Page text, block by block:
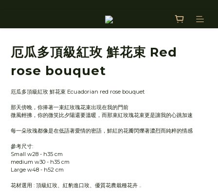
厄瓜多頂級紅玫 鮮花束 Red
rose bouquet
厄瓜多頂級紅玫 鮮花束 Ecuadorian red rose bouquet
那天傍晚，你捧著一束紅玫瑰花束出現在我的門前
微風輕拂，你的微笑比夕陽還要溫暖，而那束紅玫瑰花束更是讓我的心跳加速
每一朵玫瑰都像是在低語著愛情的密語，鮮紅的花瓣閃爍著濃烈而純粹的情感
參考尺寸:
Small w28 - h35 cm
medium w30 - h35 cm
Large w48 - h52 cm
花材選用 : 頂級紅玫、紅豹進口玫、優質花農栽種花卉 ..